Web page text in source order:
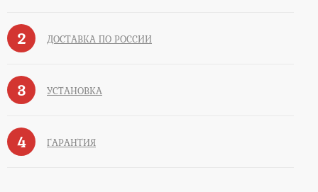
2 ДОСТАВКА ПО РОССИИ
3 УСТАНОВКА
4 ГАРАНТИЯ